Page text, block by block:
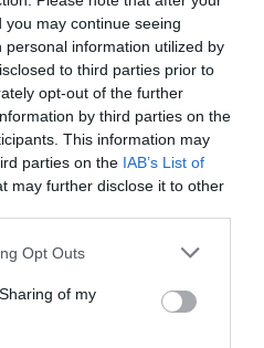
may continue seeing
information utilized by
to third parties prior to
opt-out of the further
by third parties on the
This information may
parties on the IAB’s List of
may further disclose it to other
Opt Outs
of my
2021
2021
2021
2020
2020 υπό δημοσίευση